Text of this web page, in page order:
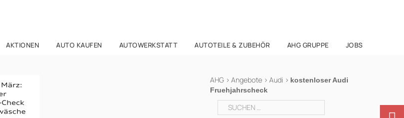
AKTIONEN AUTO KAUFEN AUTOWERKSTATT AUTOTEILE & ZUBEHÖR AHG GRUPPE JOBS
AHG > Angebote > Audi > kostenloser Audi
Fruehjahrscheck
Suchen
nach: